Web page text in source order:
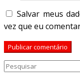
Salvar meus
vez que eu